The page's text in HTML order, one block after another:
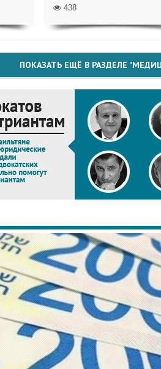
438
ПОКАЗАТЬ ЕЩЁ В РАЗДЕЛЕ